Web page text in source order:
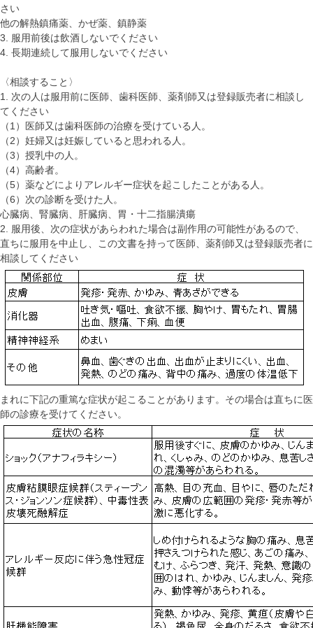
さい
他の解熱鎮痛薬、かぜ薬、鎮静薬
3. 服用前後は飲酒しないでください
4. 長期連続して服用しないでください
〈相談すること〉
1. 次の人は服用前に医師、歯科医師、薬剤師又は登録販売者に相談し
てください
（1）医師又は歯科医師の治療を受けている人。
（2）妊婦又は妊娠していると思われる人。
（3）授乳中の人。
（4）高齢者。
（5）薬などによりアレルギー症状を起こしたことがある人。
（6）次の診断を受けた人。
心臓病、腎臓病、肝臓病、胃・十二指腸潰瘍
2. 服用後、次の症状があらわれた場合は副作用の可能性があるので、
直ちに服用を中止し、この文書を持って医師、薬剤師又は登録販売者に
相談してください
まれに下記の重篤な症状が起こることがあります。その場合は直ちに医
師の診療を受けてください。